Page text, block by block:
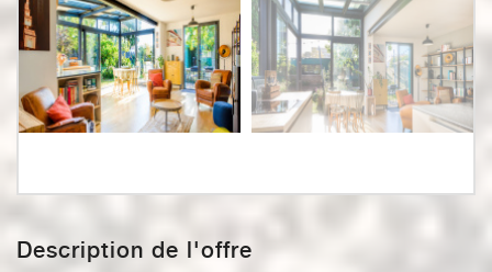
Description de l'offre